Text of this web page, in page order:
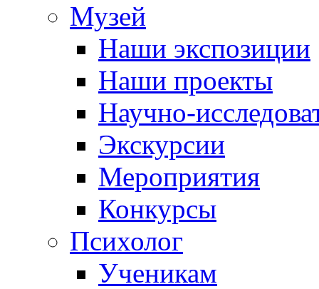
Музей
Наши экспозиции
Наши проекты
Научно-
Экскурсии
Мероприятия
Конкурсы
Психолог
Ученикам